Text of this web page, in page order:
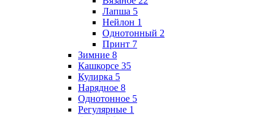
Лапша 5
Нейлон 1
Однотонный 2
Принт 7
Зимние 8
Кашкорсе 35
Кулирка 5
Нарядное 8
Однотонное 5
Регулярные 1